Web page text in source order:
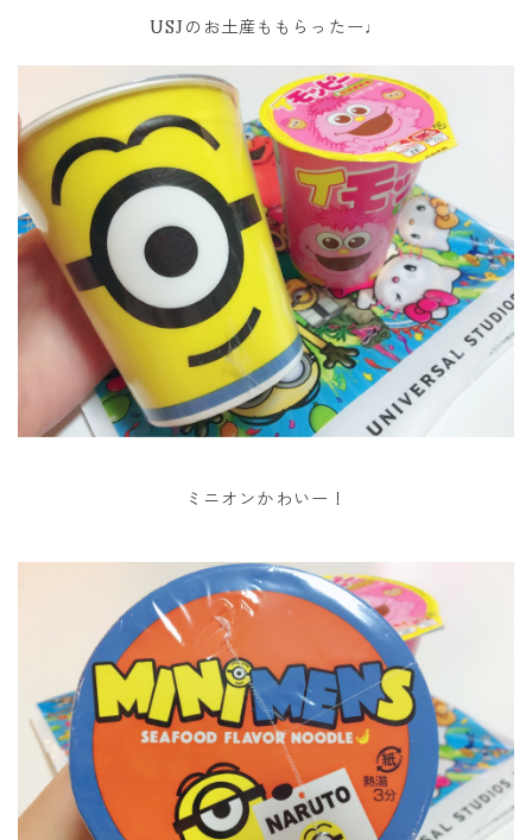
USJのお土産ももらったー♩
ミニオンかわいー！